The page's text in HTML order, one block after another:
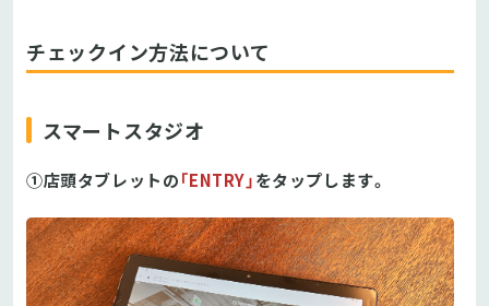
チェックイン方法について
スマートスタジオ
①店頭タブレットの「ENTRY」をタップします。